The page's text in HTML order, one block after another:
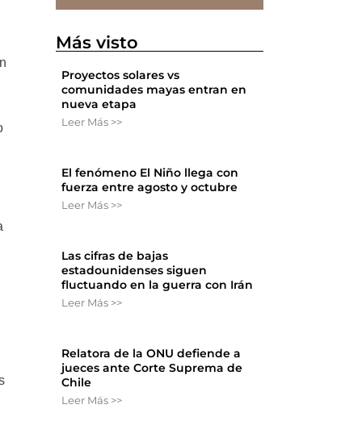
Más visto
Proyectos solares vs
comunidades mayas entran en
nueva etapa
Leer Más >>
El fenómeno El Niño llega con
fuerza entre agosto y octubre
Leer Más >>
Las cifras de bajas
estadounidenses siguen
fluctuando en la guerra con Irán
Leer Más >>
Relatora de la ONU defiende a
jueces ante Corte Suprema de
Chile
Leer Más >>